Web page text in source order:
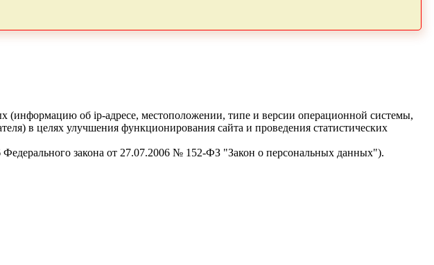
(информацию об ip-адресе, местоположении, типе и версии операционной системы,
в целях улучшения функционирования сайта и проведения статистических
Федерального закона от 27.07.2006 № 152-ФЗ "Закон о персональных данных").